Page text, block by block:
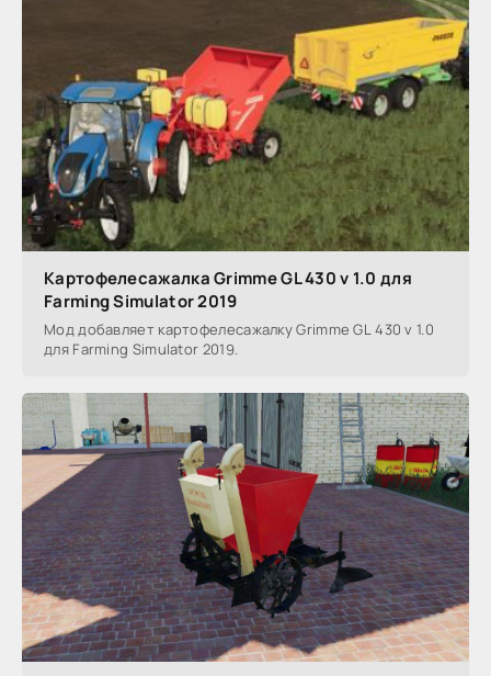
Картофелесажалка Grimme GL 430 v 1.0 для
Farming Simulator 2019
Мод добавляет картофелесажалку Grimme GL 430 v 1.0
для Farming Simulator 2019.